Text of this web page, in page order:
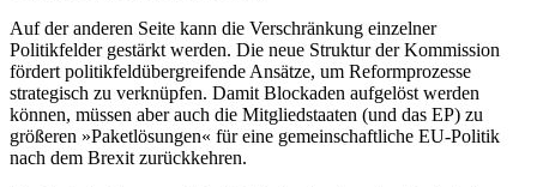
Auf der anderen Seite kann die Verschrän­kung einzelner
Politikfelder gestärkt werden. Die neue Struktur der Kommission
fördert politikfeldübergreifende Ansätze, um Reformprozesse
strategisch zu verknüpfen. Damit Blockaden aufgelöst werden
können, müssen aber auch die Mitgliedstaaten (und das EP) zu
größeren »Paket­lösungen« für eine gemeinschaftliche EU-Politik
nach dem Brexit zurückkehren.